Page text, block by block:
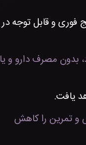
و قابل توجه در
بدون مصرف دارو و یا
یافت.
و تمرین را کاهش